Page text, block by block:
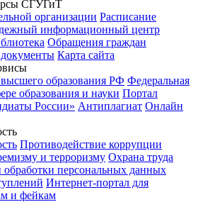
СГУГиТ
организации Расписание
информационный центр
Обращения граждан
Карта сайта
образования РФ Федеральная
образования и науки Портал
России» Антиплагиат Онлайн
Противодействие коррупции
и терроризму Охрана труда
персональных данных
Интернет-портал для
и фейкам